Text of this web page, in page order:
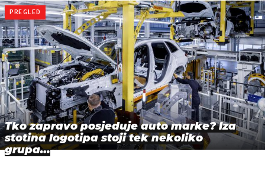
PREGLED
Tko zapravo posjeduje auto marke? Iza
stotina logotipa stoji tek nekoliko
grupa…